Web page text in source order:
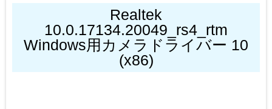
Realtek
10.0.17134.20049_rs4_rtm
Windows用カメラドライバー 10
(x86)